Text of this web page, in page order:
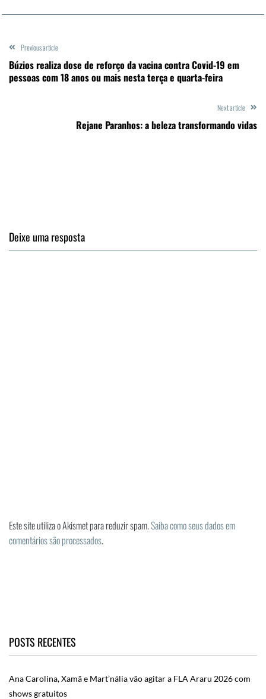
Previous article
Búzios realiza dose de reforço da vacina contra Covid-19 em
pessoas com 18 anos ou mais nesta terça e quarta-feira
Next article
Rejane Paranhos: a beleza transformando vidas
Deixe uma resposta
Este site utiliza o Akismet para reduzir spam.Saiba como seus dados em
comentários são processados.
POSTS RECENTES
Ana Carolina, Xamã e Mart’nália vão agitar a FLA Araru 2026 com
shows gratuitos